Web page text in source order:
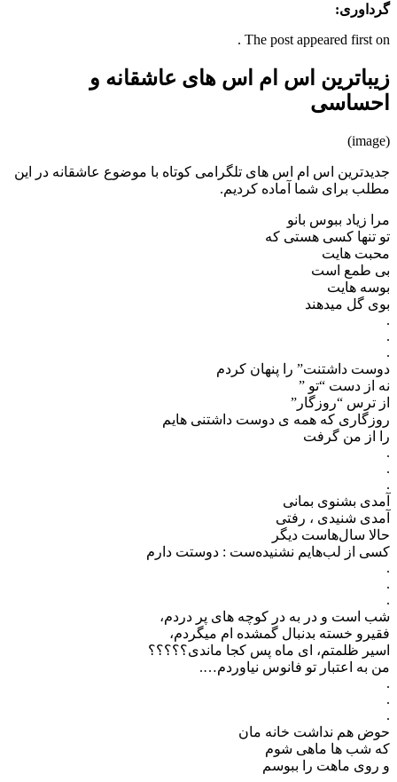
گرداوری:
The post appeared first on .
زیباترین اس ام اس های عاشقانه و
احساسی
(image)
جدیدترین اس ام اس های تلگرامی کوتاه با موضوع عاشقانه در این
مطلب برای شما آماده کردیم.
مرا زیاد ببوس بانو
تو تنها کسی هستی که
محبت هایت
بی طمع است
بوسه هایت
بوی گل میدهند
.
.
.
دوست داشتنت” را پنهان کردم
نه از دست “تو ”
از ترس “روزگار”
روزگاری که همه ی دوست داشتنی هایم
را از من گرفت
.
.
.
آمدی بشنوی بمانی
آمدی شنیدی ، رفتی
حالا سال‌هاست دیگر
کسی از لب‌هایم نشنیده‌ست : دوستت دارم
.
.
.
شب است و در به در کوچه های پر دردم،
فقیرو خسته بدنبال گمشده ام میگردم،
اسیر ظلمتم، ای ماه پس کجا ماندی؟؟؟؟؟
من به اعتبار تو فانوس نیاوردم….
.
.
.
حوض هم نداشت خانه مان
که شب ها ماهی شوم
و روی ماهت را ببوسم